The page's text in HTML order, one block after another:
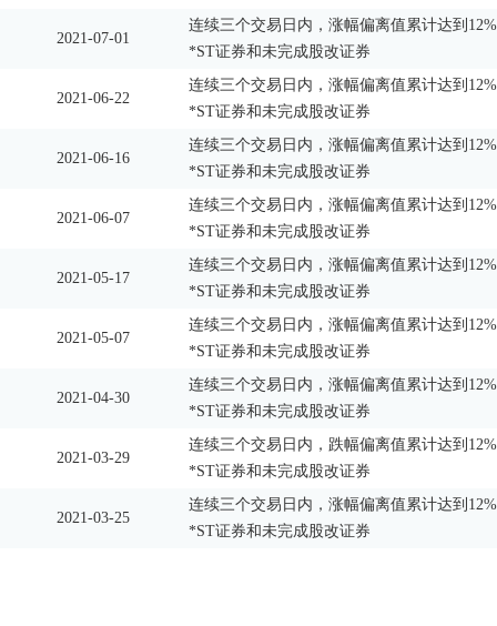
2021-07-01
连续三个交易日内，涨幅偏离值累计达到
*ST证券和未完成股改证券
2021-06-22
连续三个交易日内，涨幅偏离值累计达到
*ST证券和未完成股改证券
2021-06-16
连续三个交易日内，涨幅偏离值累计达到
*ST证券和未完成股改证券
2021-06-07
连续三个交易日内，涨幅偏离值累计达到
*ST证券和未完成股改证券
2021-05-17
连续三个交易日内，涨幅偏离值累计达到
*ST证券和未完成股改证券
2021-05-07
连续三个交易日内，涨幅偏离值累计达到
*ST证券和未完成股改证券
2021-04-30
连续三个交易日内，涨幅偏离值累计达到
*ST证券和未完成股改证券
2021-03-29
连续三个交易日内，跌幅偏离值累计达到
*ST证券和未完成股改证券
2021-03-25
连续三个交易日内，涨幅偏离值累计达到
*ST证券和未完成股改证券